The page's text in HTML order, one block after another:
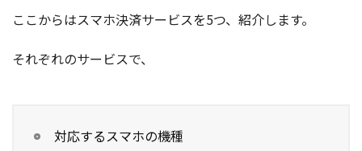
ここからはスマホ決済サービスを5つ、紹介します。
それぞれのサービスで、
対応するスマホの機種